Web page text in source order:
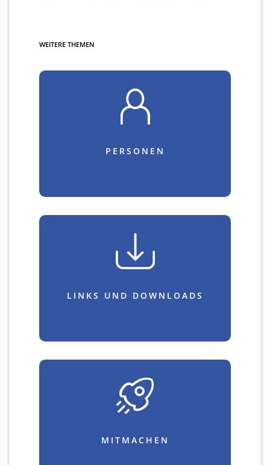
WEITERE THEMEN
PERSONEN
LINKS UND DOWNLOADS
MITMACHEN